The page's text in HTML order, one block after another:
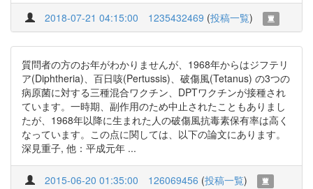
2018-07-21 04:15:00 1235432469 (投稿一覧)
質問者の方のお年がわかりませんが、1968年からはジフテリ
ア(Diphtheria)、百日咳(Pertussis)、破傷風(Tetanus) の3つの
病原菌に対する三種混合ワクチン、DPTワクチンが接種され
ています。一時期、副作用のため中止されたこともありまし
たが、1968年以降に生まれた人の破傷風抗毒素保有率は高く
なっています。この点に関しては、以下の論文にあります。
深見重子, 他：平成元年 ...
2015-06-20 01:35:00 126069456 (投稿一覧)